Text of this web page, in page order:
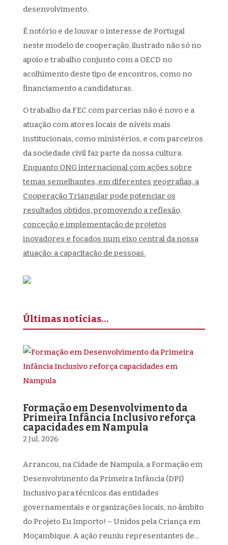
desenvolvimento.
É notório e de louvar o interesse de Portugal
neste modelo de cooperação, ilustrado não só no
apoio e trabalho conjunto com a OECD no
acolhimento deste tipo de encontros, como no
financiamento a candidaturas.
O trabalho da FEC com parcerias não é novo e a
atuação com atores locais de níveis mais
institucionais, como ministérios, e com parceiros
da sociedade civil faz parte da nossa cultura.
Enquanto ONG internacional com ações sobre
temas semelhantes, em diferentes geografias, a
Cooperação Triangular pode potenciar os
resultados obtidos, promovendo a reflexão,
conceção e implementação de projetos
inovadores e focados num eixo central da nossa
atuação: a capacitação de pessoas.
Últimas notícias…
Formação em Desenvolvimento da
Primeira Infância Inclusivo reforça
capacidades em Nampula
2 Jul, 2026
Arrancou, na Cidade de Nampula, a Formação em
Desenvolvimento da Primeira Infância (DPI)
Inclusivo para técnicos das entidades
governamentais e organizações locais, no âmbito
do Projeto Eu Importo! – Unidos pela Criança em
Moçambique. A ação reuniu representantes de...